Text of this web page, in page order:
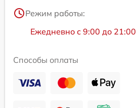
Режим работы:
Ежедневно с 9:00 до 21:00
Способы оплаты